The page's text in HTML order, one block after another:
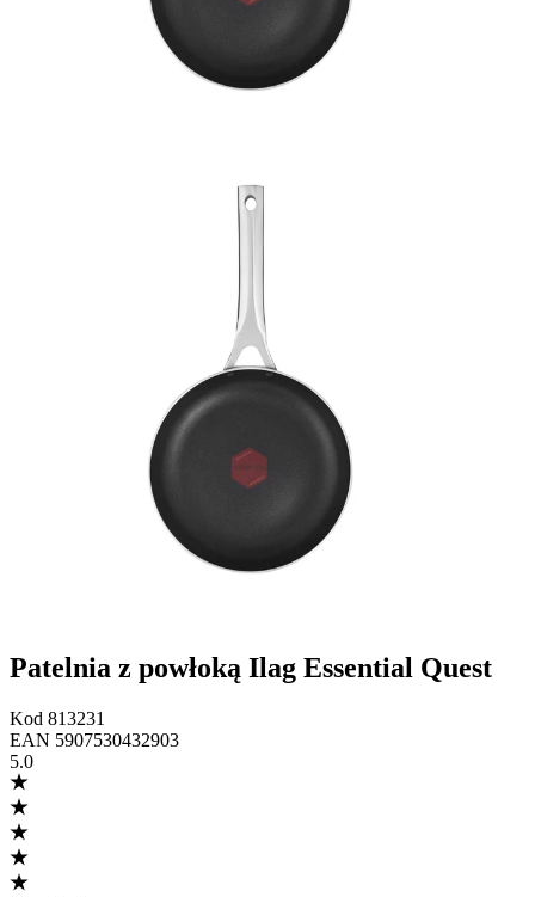
Patelnia z powłoką Ilag Essential Quest
Kod 813231
EAN 5907530432903
5.0